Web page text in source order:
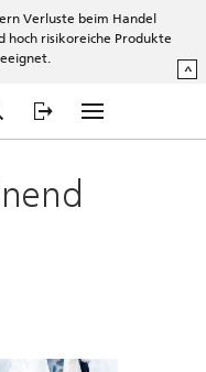
Verluste beim Handel
risikoreiche Produkte
^